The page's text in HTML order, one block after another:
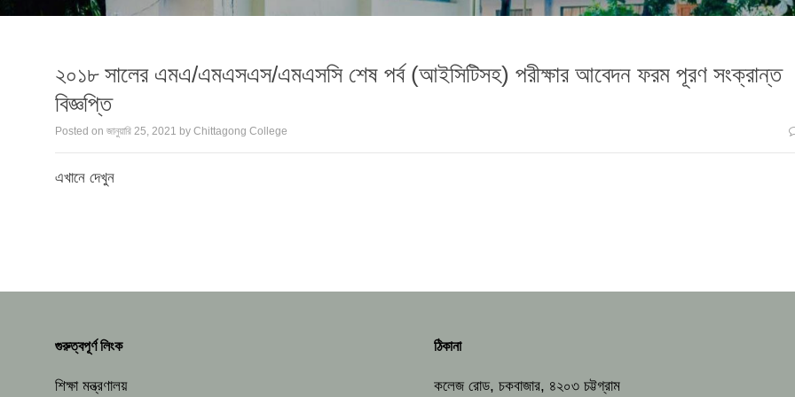
২০১৮ সালের এমএ/এমএসএস/এমএসসি শেষ পর্ব (আইসিটিসহ) পরীক্ষার আবেদন ফরম পূরণ সংক্রান্ত
বিজ্ঞপ্তি
Posted on জানুয়ারি 25, 2021 by Chittagong College
এখানে দেখুন
গুরুত্বপূর্ণ লিংক
শিক্ষা মন্ত্রণালয়
ঠিকানা
কলেজ রোড, চকবাজার, ৪২০৩ চট্টগ্রাম